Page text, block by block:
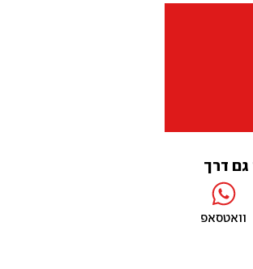
דרך
וואטסאפ